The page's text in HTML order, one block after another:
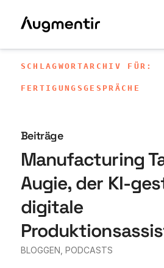
SCHLAGWORTARCHIV FÜR:
FERTIGUNGSGESPRÄCHE
Beiträge
Manufacturing
Augie, der KI-
digitale
BLOGGEN PODCASTS